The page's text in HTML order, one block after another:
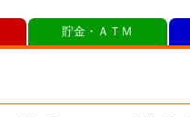
貯金・ＡＴＭ